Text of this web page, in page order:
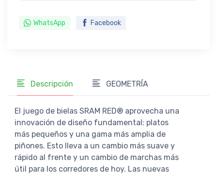
WhatsApp Facebook
Descripción GEOMETRÍA
El juego de bielas SRAM RED® aprovecha una
innovación de diseño fundamental: platos
más pequeños y una gama más amplia de
piñones. Esto lleva a un cambio más suave y
rápido al frente y un cambio de marchas más
útil para los corredores de hoy. Las nuevas